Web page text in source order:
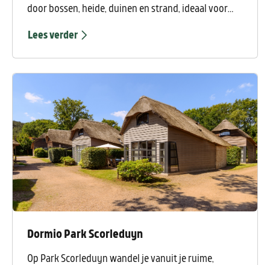
door bossen, heide, duinen en strand, ideaal voor
Duinstreek.
Lees verder
Dormio Park Scorleduyn
Op Park Scorleduyn wandel je vanuit je ruime,